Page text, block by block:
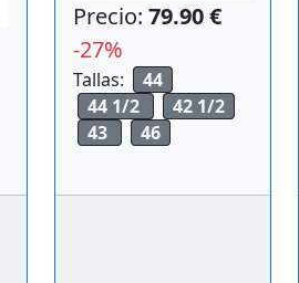
Precio: 79.90 €
-27%
Tallas:
44
44 1/2
42 1/2
43
46